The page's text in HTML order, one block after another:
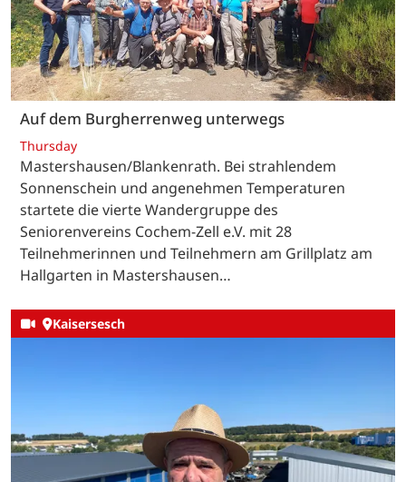
Auf dem Burgherrenweg unterwegs
Thursday
Mastershausen/Blankenrath. Bei strahlendem
Sonnenschein und angenehmen Temperaturen
startete die vierte Wandergruppe des
Seniorenvereins Cochem-Zell e.V. mit 28
Teilnehmerinnen und Teilnehmern am Grillplatz am
Hallgarten in Mastershausen…
Kaisersesch